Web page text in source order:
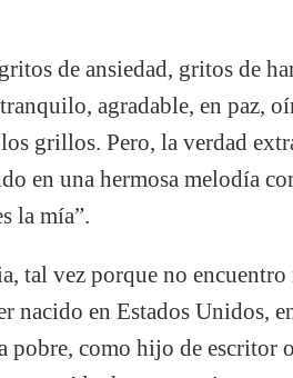
de ansiedad, gritos de
agradable, en paz,
grillos. Pero, la verdad
en una hermosa melodía
la mía”.
tal vez porque no encuentro
nacido en Estados Unidos,
como hijo de escritor